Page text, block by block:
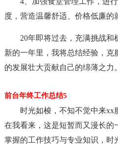
度，营造温馨舒适、价格低廉的
20年即将过去，充满挑战和
新的一年里，我将总结经验，克
的发展壮大贡献自己的绵薄之力。
前台年终工作总结5
时光如梭，不知不觉中来xx
在我看来，这是短暂而又漫长的
掌握的工作技巧与专业知识，时